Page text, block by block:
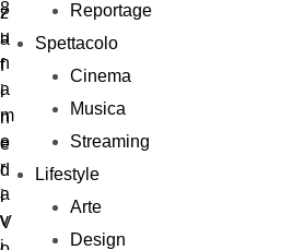
Reportage
Spettacolo
Cinema
Musica
Streaming
Lifestyle
Arte
Design